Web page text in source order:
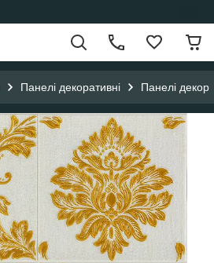
Панелі декоративні Панелі декор